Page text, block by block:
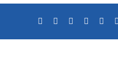
Facebook LinkedIn
Tumblr